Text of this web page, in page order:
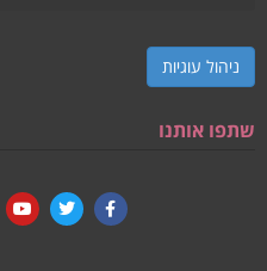
ניהול עוגיות
שתפו אותנו